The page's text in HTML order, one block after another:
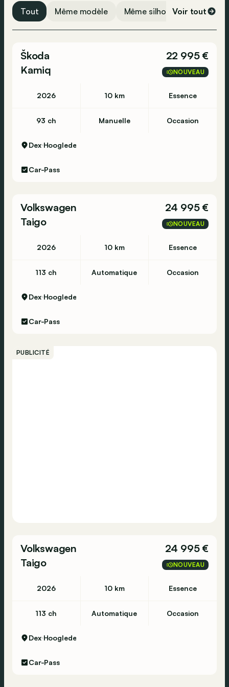
Bluetooth
USB
Radio
Airbag conducteur
ESP
Tout Même modèle Même silhouette Même
Voir tout
Škoda
Kamiq
22 995 €
NOUVEAU
2026 10 km Essence
93 ch Manuelle Occasion
Dex Hooglede
Car-Pass
Volkswagen
Taigo
24 995 €
NOUVEAU
2026 10 km Essence
113 ch Automatique Occasion
Dex Hooglede
Car-Pass
PUBLICITÉ
Volkswagen
Taigo
24 995 €
NOUVEAU
2026 10 km Essence
113 ch Automatique Occasion
Dex Hooglede
Car-Pass